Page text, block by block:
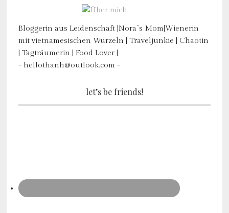
Bloggerin aus Leidenschaft |Nora´s Mom|Wienerin
mit vietnamesischen Wurzeln | Traveljunkie | Chaotin
| Tagträumerin | Food Lover |
- hellothanh@outlook.com -
let’s be friends!